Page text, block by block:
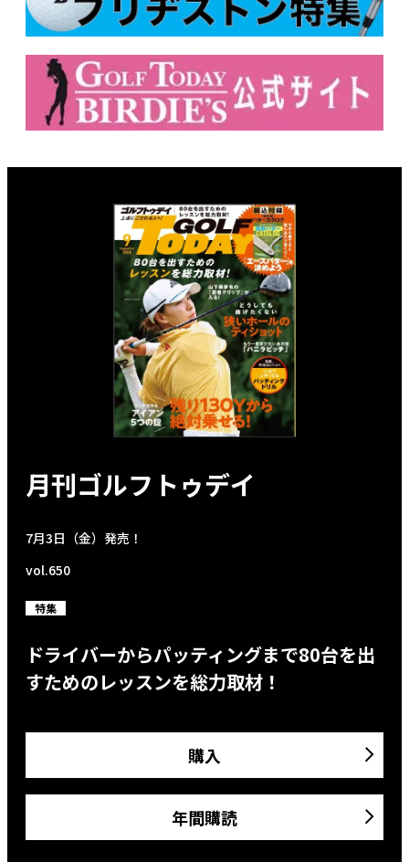
月刊ゴルフトゥデイ
7月3日（金）発売！
vol.650
特集
ドライバーからパッティングまで80台を出
すためのレッスンを総力取材！
購入
年間購読